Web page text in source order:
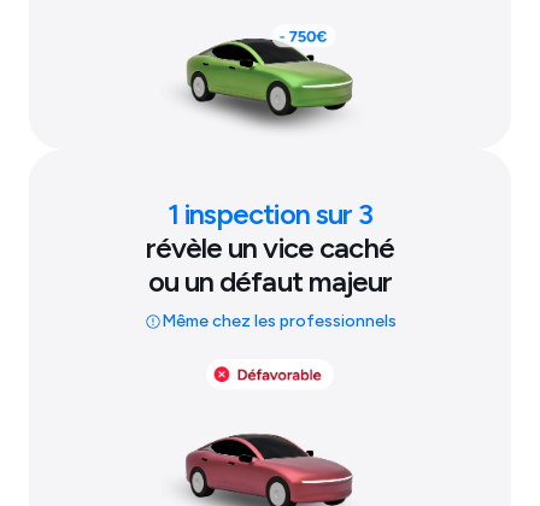
1 inspection sur 3
révèle un vice caché
ou un défaut majeur
Même chez les professionnels